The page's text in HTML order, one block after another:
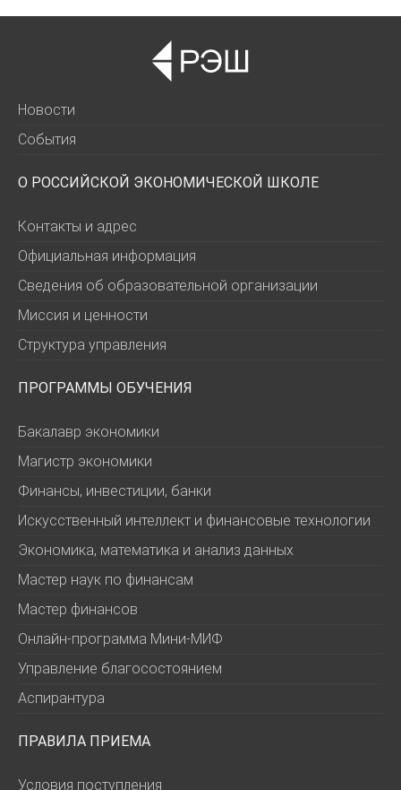
Новости
События
О РОССИЙСКОЙ ЭКОНОМИЧЕСКОЙ ШКОЛЕ
Контакты и адрес
Официальная информация
Сведения об образовательной организации
Миссия и ценности
Структура управления
ПРОГРАММЫ ОБУЧЕНИЯ
Бакалавр экономики
Магистр экономики
Финансы, инвестиции, банки
Искусственный интеллект и финансовые технологии
Экономика, математика и анализ данных
Мастер наук по финансам
Мастер финансов
Онлайн-программа Мини-МИФ
Управление благосостоянием
Аспирантура
ПРАВИЛА ПРИЕМА
Условия поступления